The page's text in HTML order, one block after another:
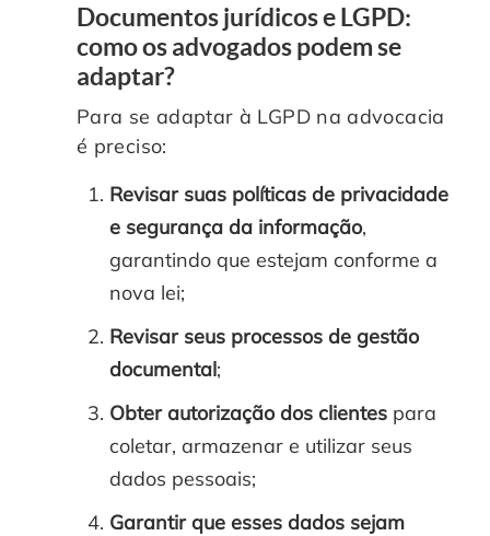
Documentos jurídicos e LGPD:
como os advogados podem se
adaptar?
Para se adaptar à LGPD na advocacia
é preciso:
Revisar suas políticas de privacidade
e segurança da informação,
garantindo que estejam conforme a
nova lei;
Revisar seus processos de gestão
documental;
Obter autorização dos clientes para
coletar, armazenar e utilizar seus
dados pessoais;
Garantir que esses dados sejam